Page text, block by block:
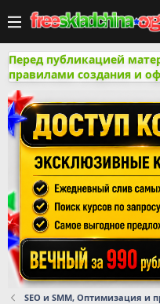
Перед публикацией
правилами создания и
SEO и SMM, Оптимизация и